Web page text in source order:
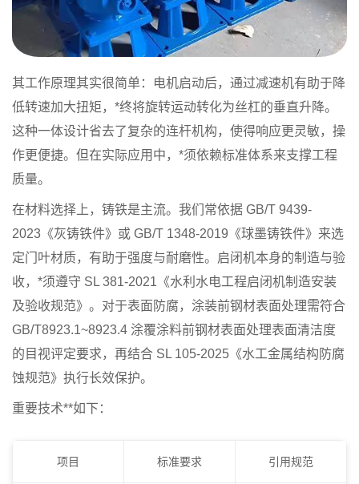
其工作原理其实很简单：电机启动后，通过减速机有助于降
低转速加大扭矩，*终将旋转运动转化为丝杠的垂直升降。
这种一体设计省去了复杂的连杆机构，使得响应更灵敏，操
作更便捷。但在实际应用中，*须依赖标准体系来支撑工程
质量。
在材料选择上，铸铁是主流。我们常依据 GB/T 9439-
2023《灰铸铁件》或 GB/T 1348-2019《球墨铸铁件》来选
定门叶材质，有助于强度与耐磨性。启闭机本身的制造与验
收，*须遵守 SL 381-2021《水利水电工程启闭机制造安装
及验收规范》。对于表面防腐，涂装前钢材表面处理需符合
GB/T8923.1~8923.4 涂覆涂料前钢材表面处理表面清洁度
的目视评定要求，再结合 SL 105-2025《水工金属结构防腐
蚀规范》执行长效保护。
重要技术**如下：
项目 标准要求 引用规范